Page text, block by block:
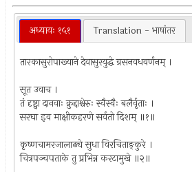
अध्यायः १५१ Translation - भाषांतर
तारकासुरोपाख्याने देवासुरयुद्धे ग्रसनवधवर्णनम् ।
सूत उवाच ।
तं दृष्ट्वा दानवाः क्रुद्दाश्चेरुः स्वैस्वैः बलैर्वृताः ।
सरघा इव माक्षीकहरणे सर्वतो दिशम् ॥१॥
कृष्णचामरजालाढ्ये सुधा विरचिताङ्कुरे ।
चित्रपञ्चपताके तु प्रभिन्न करटामुखे ॥२॥